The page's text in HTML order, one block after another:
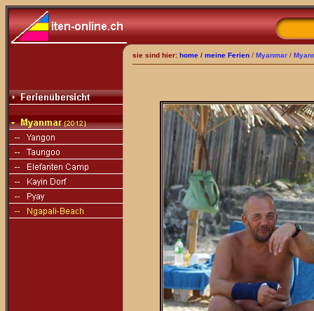
sie sind hier: home / meine Ferien / Myanmar /